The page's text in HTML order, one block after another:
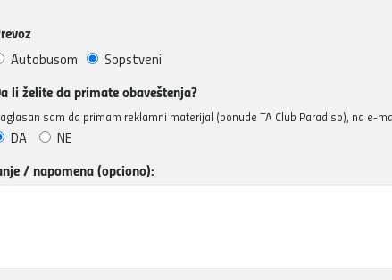
Autobusom Sopstveni
li želite da primate obaveštenja?
sam da primam reklamni materijal (ponude TA Club Paradiso), na e-
DA NE
/ napomena (opciono):